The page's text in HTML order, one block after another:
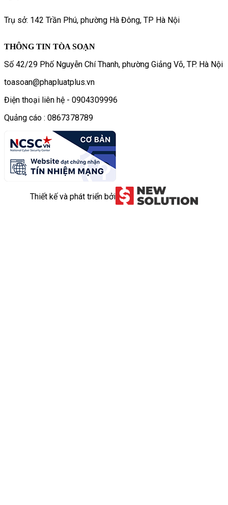
Trụ sở: 142 Trần Phú, phường Hà Đông, TP Hà Nội
THÔNG TIN TÒA SOẠN
Số 42/29 Phố Nguyễn Chí Thanh, phường Giảng Võ, TP. Hà Nội
toasoan@phapluatplus.vn
Điện thoại liên hệ - 0904309996
Quảng cáo : 0867378789
Thiết kế và phát triển bởi